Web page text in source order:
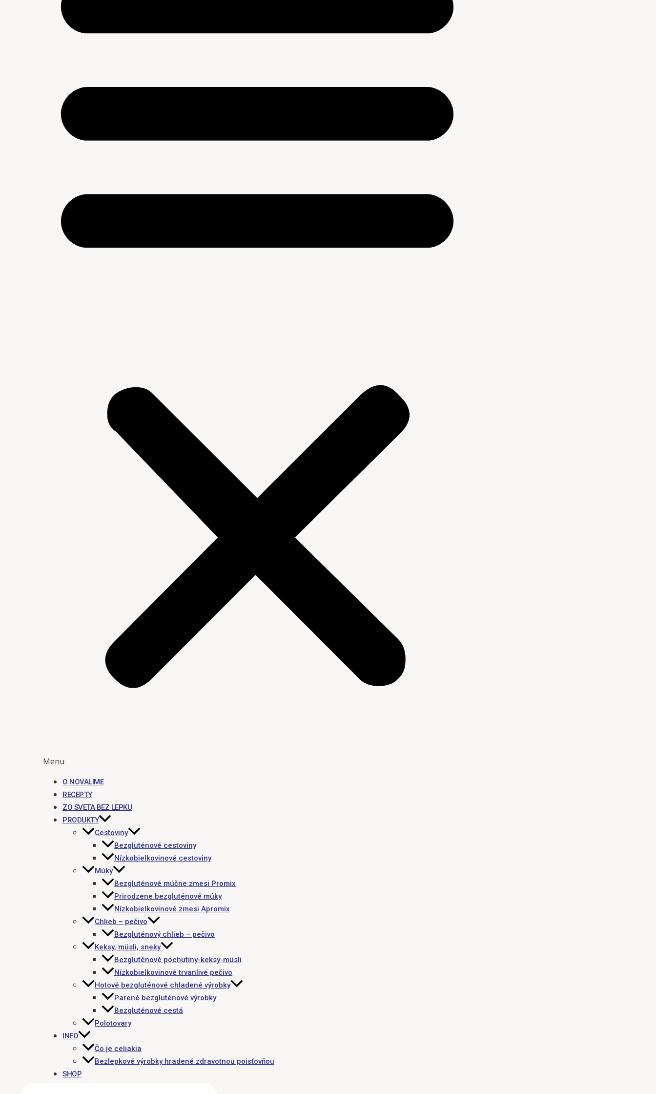
Menu
O NOVALIME
RECEPTY
ZO SVETA BEZ LEPKU
PRODUKTY
Cestoviny
Bezgluténové cestoviny
Nízkobielkovinové cestoviny
Múky
Bezgluténové múčne zmesi Promix
Prirodzene bezgluténové múky
Nízkobielkovinové zmesi Apromix
Chlieb – pečivo
Bezgluténový chlieb – pečivo
Keksy, müsli, sneky
Bezgluténové pochutiny-keksy-müsli
Nízkobielkovinové trvanlivé pečivo
Hotové bezgluténové chladené výrobky
Parené bezgluténové výrobky
Bezgluténové cestá
Polotovary
INFO
Čo je celiakia
Bezlepkové výrobky hradené zdravotnou poisťovňou
SHOP